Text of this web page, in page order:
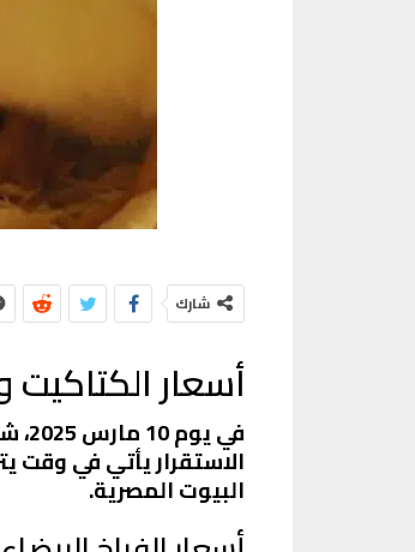
شارك
أسعار
في
الاستقرار يأتي في وقت
البيوت المصرية.